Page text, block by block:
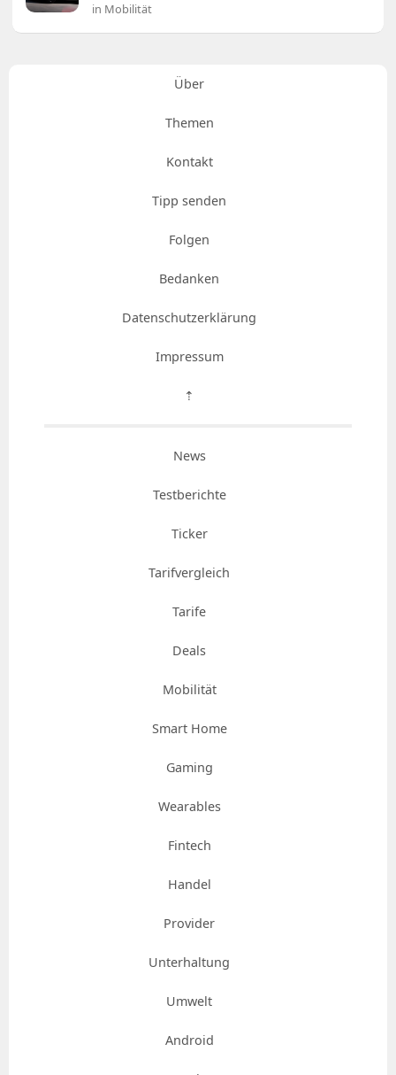
in Mobilität
Über
Themen
Kontakt
Tipp senden
Folgen
Bedanken
Datenschutzerklärung
Impressum
⇡
News
Testberichte
Ticker
Tarifvergleich
Tarife
Deals
Mobilität
Smart Home
Gaming
Wearables
Fintech
Handel
Provider
Unterhaltung
Umwelt
Android